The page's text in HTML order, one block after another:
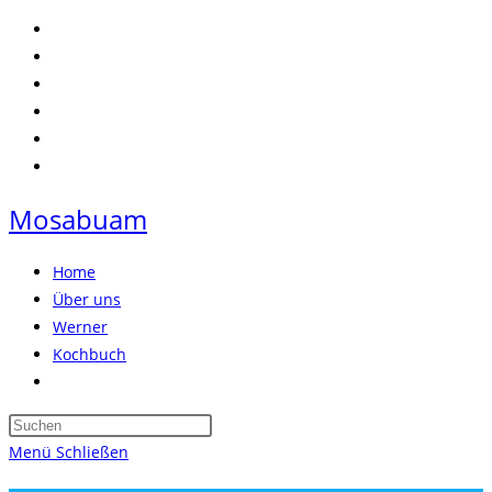
Zum
Inhalt
springen
Mosabuam
Home
Über uns
Werner
Kochbuch
umschalten
Press
Menü Schließen